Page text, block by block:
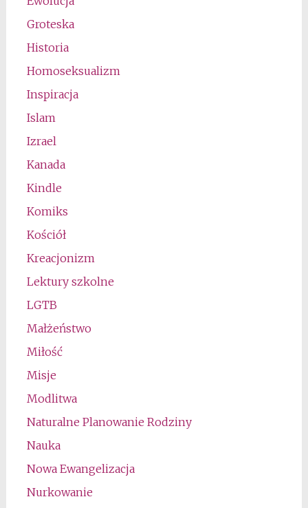
Groteska
Historia
Homoseksualizm
Inspiracja
Islam
Izrael
Kanada
Kindle
Komiks
Kościół
Kreacjonizm
Lektury szkolne
LGTB
Małżeństwo
Miłość
Misje
Modlitwa
Naturalne Planowanie Rodziny
Nauka
Nowa Ewangelizacja
Nurkowanie